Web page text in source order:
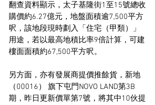
翻查資料顯示，太子基隆街1至15號總收
購價約6.27億元，地盤面積逾7,500平方
呎，該地段現時劃入「住宅（甲類）」
用途，若以最高地積比率9倍計算，可建
樓面面積約67,500平方呎。
另方面，亦有發展商提價推餘貨，新地
（00016） 旗下屯門NOVO LAND第3B
期，昨日更新價單第7號，將其中10伙提